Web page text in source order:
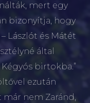
mert egy
bizonyítja, hogy
Lászlót és Mátét
által
birtokba.”
ezután
nem Zaránd,